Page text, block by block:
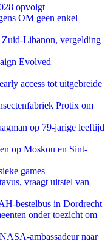
opvolgt
OM geen enkel
Libanon, vergelding
Evolved
access tot uitgebreide
Protix om
op 79-jarige leeftijd
op Moskou en Sint-
games
vraagt uitstel van
bestelbus in Dordrecht
onder toezicht om
ambassadeur naar